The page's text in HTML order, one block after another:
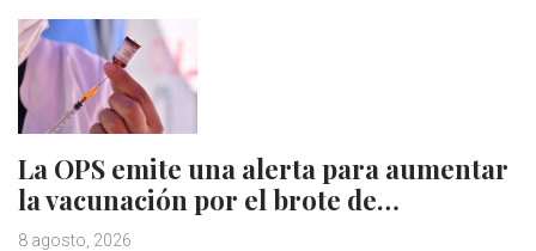
La OPS emite una alerta para aumentar
la vacunación por el brote de…
8 agosto, 2026